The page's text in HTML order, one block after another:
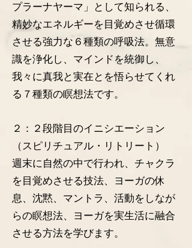
プラーナヤーマ」として知られる、
精妙なエネルギーを目覚めさせ循環
させる強力な６種類の呼吸法。無意
識を浄化し、マインドを統御し、
我々に真我と実在とを悟らせてくれ
る７種類の瞑想法です。
２：２段階目のイニシエーション
（スピリチュアル・リトリート）
週末に自然の中で行われ、チャクラ
を目覚めさせる技法、ヨーガの休
息、沈黙、マントラ、活動をしなが
らの瞑想法、ヨーガを実生活に融合
させる方法を学びます。​